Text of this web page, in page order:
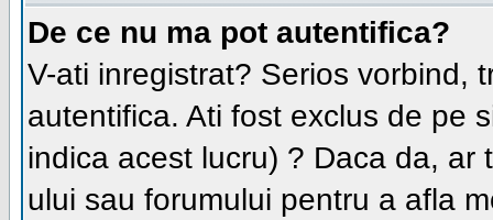
De ce nu ma pot autentifica?
V-ati inregistrat? Serios vorbind,
autentifica. Ati fost exclus de pe
indica acest lucru) ? Daca da, ar
ului sau forumului pentru a afla